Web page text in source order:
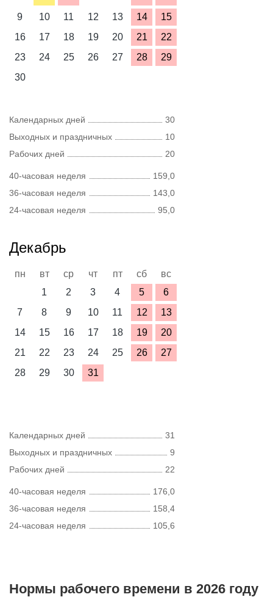
9
10 11 12 13 14
15
16
17 18 19 20 21
22
23
24 25 26 27 28
29
30
Календарных дней
30
Выходных и праздничных
10
Рабочих дней
20
40-часовая неделя
159,0
36-часовая неделя
143,0
24-часовая неделя
95,0
Декабрь
пн вт ср чт пт сб
вс
1
2 3 4 5
6
7
8 9 10 11 12
13
14
15 16 17 18 19
20
21
22 23 24 25 26
27
28
29 30 31
Календарных дней
31
Выходных и праздничных
9
Рабочих дней
22
40-часовая неделя
176,0
36-часовая неделя
158,4
24-часовая неделя
105,6
Нормы рабочего времени в 2026 году